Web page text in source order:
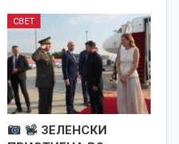
СВЕТ
ЗЕЛЕНСКИ